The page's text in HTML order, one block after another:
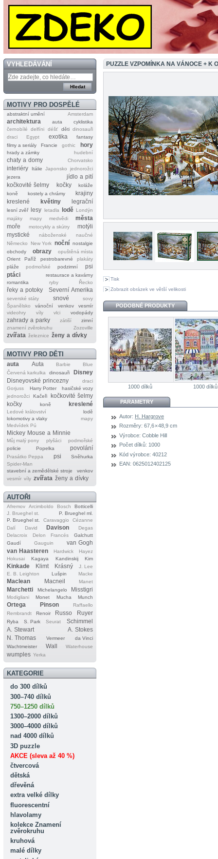
VYHLEDÁVÁNÍ
MOTIVY PRO DOSPĚLÉ
abstraktní umění Amsterdam
architektura auta
cyklistika
černobílé
delfíni déšť děti dinosauři
draci
Egypt exotika
fantasy
filmy a seriály
Francie gothic hory
hrady a zámky hudební
chaty a domy Chorvatsko
interiéry Itálie Japonsko
jednorožci
jezera
jídlo a pití
kočkovité šelmy
kočky
koláže
koně
kostely a chrámy
krajiny
kreslené
květiny legrační
lesní zvěř lesy letadla lodě Londýn
majáky
mapy medvědi
města
moře
motocykly a skútry
motýli
mystické
náboženské
naučné
Německo
New York noční nostalgie
obchody
obrazy
opuštěná místa
Orient
Paříž pestrobarevné
plakáty
pláže
podmořské podzimní
psi
ptáci
restaurace a kavárny
romantika
ryby Řecko
řeky a potoky Severní Amerika
severské státy snové
sovy
Španělsko
vánoční venkov
vesmír
videohry
víly vlci vodopády
zahrady a parky zátiší
zimní
znamení zvěrokruhu
Zozoville
zvířata železnice ženy a dívky
MOTIVY PRO DĚTI
auta Auta Barbie
Blue
Červená karkulka
dinosauři
Disney
Disneyovské princezny
draci
Gorjuss
Harry Potter
hasičské vozy
jednorožci
Kačeři
kočkovité šelmy
kočky
koně kreslené
Ledové království
lodě
lokomotivy a vlaky
mapy
Medvídek Pú
Mickey Mouse a Minnie
Můj malý pony plyšáci
podmořské
policie
Popelka povolání
Prasátko Peppa psi
Sněhurka
Spider‐Man
stavební a zemědělské stroje
venkov
vesmír víly zvířata ženy a dívky
AUTOŘI
Afremov Arcimboldo Bosch
Botticelli
J. Brueghel st.
P. Brueghel ml.
P. Brueghel st.
Caravaggio
Cézanne
Dalí
David Davison
Degas
Delacroix
Delon Francés
Galchutt
Gaudí
Gauguin
van Gogh
van Haasteren
Hardwick
Hayez
Hokusai
Kagaya Kandinskij Kim
Kinkade Klimt Krásný
J. Lee
E. B. Leighton
Lušpin Macke
Maclean Macneil Manet
Marchetti Michelangelo Misstigri
Modigliani Monet Mucha Munch
Ortega Pinson
Raffaello
Rembrandt
Renoir Russo Ruyer
Ryba S. Park Seurat
Schimmel
A. Stewart
A. Stokes
N. Thomas
Vermeer
da Vinci
Wachtmeister
Wall Waterhouse
wumples Yerka
KATEGORIE
do 300 dílků
300–740 dílků
750–1250 dílků
1300–2000 dílků
3000–4000 dílků
nad 4000 dílků
3D puzzle
AKCE (sleva až 40 %)
čtvercová
dětská
dřevěná
extra velké dílky
fluorescentní
hlavolamy
kolekce Znamení
zvěrokruhu
kruhová
malé dílky
PUZZLE VZPOMÍNKA NA VÁNOCE + K
Tisk
Zobrazit obrázek ve větší velikosti
PODOBNÉ PRODUKTY
1000 dílků 1000 dílků
PARAMETRY
Autor: H. Hargrove
Rozměry: 67,6 × 48,9 cm
Výrobce: Cobble Hill
Počet dílků: 1000
Kód výrobce: 40212
EAN: 0625012402125